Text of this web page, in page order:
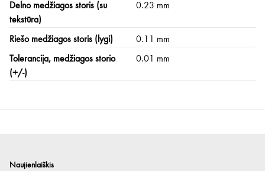
Delno medžiagos storis (su
tekstūra)
0.23 mm
Riešo medžiagos storis (lygi) 0.11 mm
Tolerancija, medžiagos storio
(+/-)
0.01 mm
Naujienlaiškis